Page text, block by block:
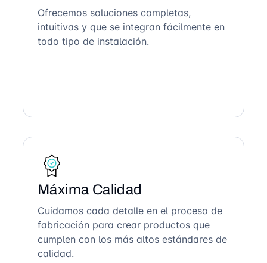
Ofrecemos soluciones completas,
intuitivas y que se integran fácilmente en
todo tipo de instalación.
Máxima Calidad
Cuidamos cada detalle en el proceso de
fabricación para crear productos que
cumplen con los más altos estándares de
calidad.